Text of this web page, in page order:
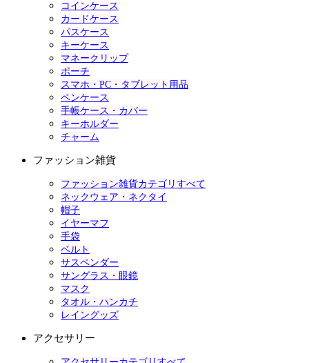
コインケース
カードケース
パスケース
キーケース
マネークリップ
ポーチ
スマホ・PC・タブレット用品
ペンケース
手帳ケース・カバー
キーホルダー
チャーム
ファッション雑貨
ファッション雑貨カテゴリすべて
ネックウェア・ネクタイ
帽子
イヤーマフ
手袋
ベルト
サスペンダー
サングラス・眼鏡
マスク
タオル・ハンカチ
レイングッズ
アクセサリー